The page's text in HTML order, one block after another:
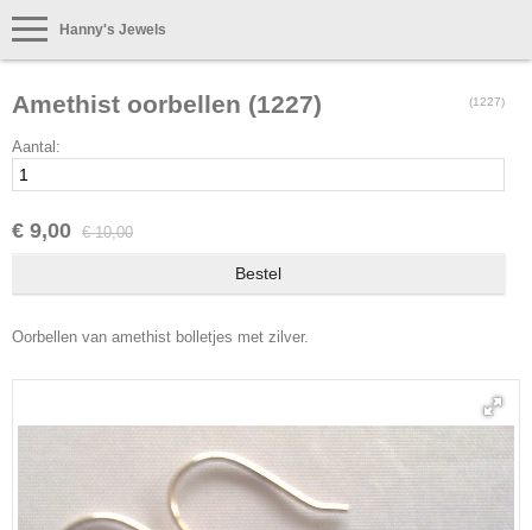
Hanny's Jewels
(1227)
Amethist oorbellen (1227)
Aantal:
€ 9,00 € 10,00
Oorbellen van amethist bolletjes met zilver.